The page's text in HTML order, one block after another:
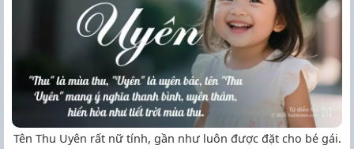
Tên Thu Uyên rất nữ tính, gần như luôn được đặt cho bé gái.